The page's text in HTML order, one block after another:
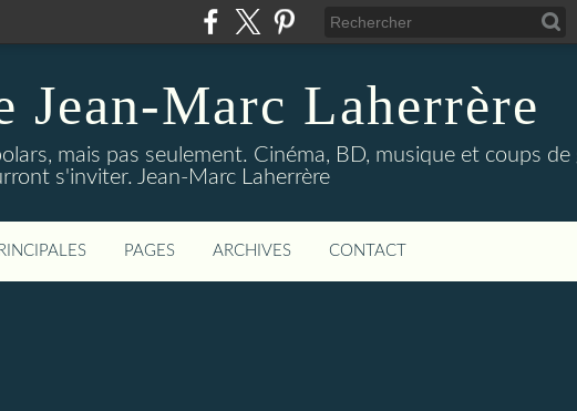
Jean-Marc Laherrère
mais pas seulement. Cinéma, BD, musique et coups de
s'inviter. Jean-Marc Laherrère
PAGES ARCHIVES CONTACT